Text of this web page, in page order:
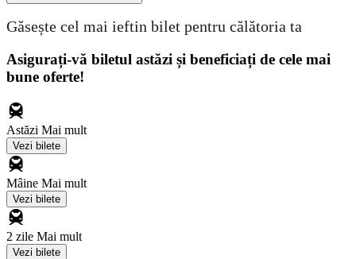
Găsește cel mai ieftin bilet pentru călătoria ta
Asigurați-vă biletul astăzi și beneficiați de cele mai
bune oferte!
Astăzi Mai mult
Vezi bilete
Mâine Mai mult
Vezi bilete
2 zile Mai mult
Vezi bilete